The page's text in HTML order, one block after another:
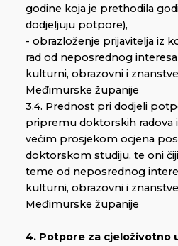
godine koja je prethodila
dodjeljuju potpore),
- obrazloženje prijavitelja iz
rad od neposrednog
kulturni, obrazovni i
Međimurske županije
3.4. Prednost pri dodjeli
pripremu doktorskih radova
većim prosjekom ocjena
doktorskom studiju, te oni
teme od neposrednog
kulturni, obrazovni i
Međimurske županije
4. Potpore za cjeloživotno